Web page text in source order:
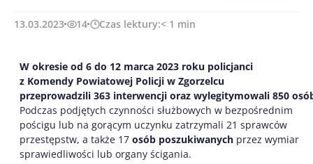
13.03.2023 14 Czas lektury:< 1 min
W okresie od 6 do 12 marca 2023 roku policjanci
z Komendy Powiatowej Policji w Zgorzelcu
przeprowadzili 363 interwencji oraz wylegitymowali 850 os
Podczas podjętych czynności służbowych w bezpośrednim
pościgu lub na gorącym uczynku zatrzymali 21 sprawców
przestępstw, a także 17 osób poszukiwanych przez wymiar
sprawiedliwości lub organy ścigania.